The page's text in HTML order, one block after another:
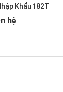
Khẩu 182T
hệ